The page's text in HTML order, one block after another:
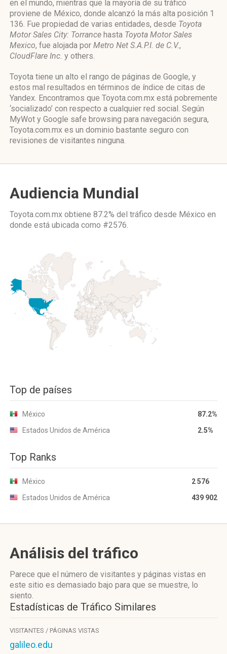
en el mundo, mientras que la mayoría de su tráfico
proviene de México, donde alcanzó la más alta posición 1
136. Fue propiedad de varias entidades, desde Toyota
Motor Sales City: Torrance hasta Toyota Motor Sales
Mexico, fue alojada por Metro Net S.A.P.I. de C.V.,
CloudFlare Inc. y others.
Toyota tiene un alto el rango de páginas de Google, y
estos mal resultados en términos de índice de citas de
Yandex. Encontramos que Toyota.com.mx está pobremente
‘socializado’ con respecto a cualquier red social. Según
MyWot y Google safe browsing para navegación segura,
Toyota.com.mx es un dominio bastante seguro con
revisiones de visitantes ninguna.
Audiencia Mundial
Toyota.com.mx obtiene 87.2% del tráfico desde México en
donde está ubicada como #2576.
Top de países
México
87.2%
Estados Unidos de América
2.5%
Top Ranks
México
2 576
Estados Unidos de América
439 902
Análisis del tráfico
Parece que el número de visitantes y páginas vistas en
este sitio es demasiado bajo para que se muestre, lo
siento.
Estadísticas de Tráfico Similares
VISITANTES / PÁGINAS VISTAS
galileo.edu